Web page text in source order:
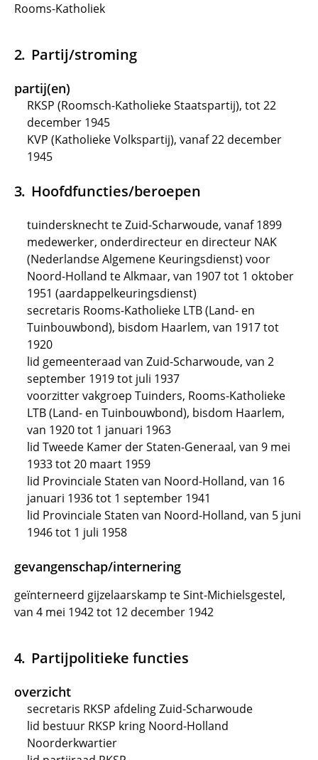
Rooms-Katholiek
Partij/stroming
partij(en)
RKSP (Roomsch-Katholieke Staatspartij), tot 22
december 1945
KVP (Katholieke Volkspartij), vanaf 22 december
1945
Hoofdfuncties/beroepen
tuindersknecht te Zuid-Scharwoude, vanaf 1899
medewerker, onderdirecteur en directeur NAK
(Nederlandse Algemene Keuringsdienst) voor
Noord-Holland te Alkmaar, van 1907 tot 1 oktober
1951 (aardappelkeuringsdienst)
secretaris Rooms-Katholieke LTB (Land- en
Tuinbouwbond), bisdom Haarlem, van 1917 tot
1920
lid gemeenteraad van Zuid-Scharwoude, van 2
september 1919 tot juli 1937
voorzitter vakgroep Tuinders, Rooms-Katholieke
LTB (Land- en Tuinbouwbond), bisdom Haarlem,
van 1920 tot 1 januari 1963
lid Tweede Kamer der Staten-Generaal, van 9 mei
1933 tot 20 maart 1959
lid Provinciale Staten van Noord-Holland, van 16
januari 1936 tot 1 september 1941
lid Provinciale Staten van Noord-Holland, van 5 juni
1946 tot 1 juli 1958
gevangenschap/internering
geïnterneerd gijzelaarskamp te Sint-Michielsgestel,
van 4 mei 1942 tot 12 december 1942
Partijpolitieke functies
overzicht
secretaris RKSP afdeling Zuid-Scharwoude
lid bestuur RKSP kring Noord-Holland
Noorderkwartier